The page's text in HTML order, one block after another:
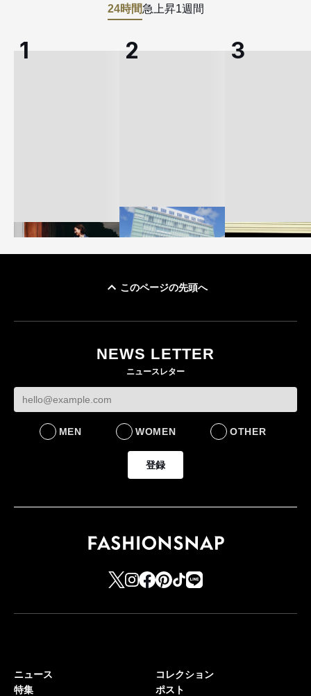
24時間急上昇1週間
ケットなど7型を発売
FASHION
このページの先頭へ
NEWS LETTER
ニュースレター
MEN WOMEN OTHER
登録
ニュース
特集
コレクション
ポスト